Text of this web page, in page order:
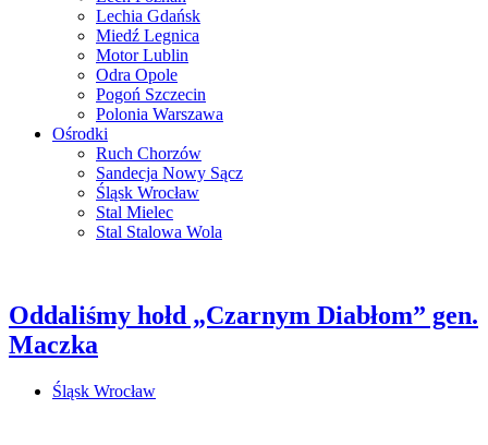
Lechia Gdańsk
Miedź Legnica
Motor Lublin
Odra Opole
Pogoń Szczecin
Polonia Warszawa
Ośrodki
Ruch Chorzów
Sandecja Nowy Sącz
Śląsk Wrocław
Stal Mielec
Stal Stalowa Wola
Oddaliśmy hołd „Czarnym Diabłom” gen.
Maczka
Śląsk Wrocław